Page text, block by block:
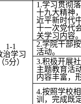
1-1
治学习
（5分）
1.学习贯彻
十九大精神
近平新时代
十一次党代
关学习内容
2.学院干部
活动。
3.积极开展
主题教育活
内容丰富，
4.按照学校
训，完成既